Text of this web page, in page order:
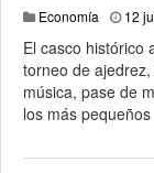
Economía 12
El casco histórico
torneo de
música, pase de
los más pequeños